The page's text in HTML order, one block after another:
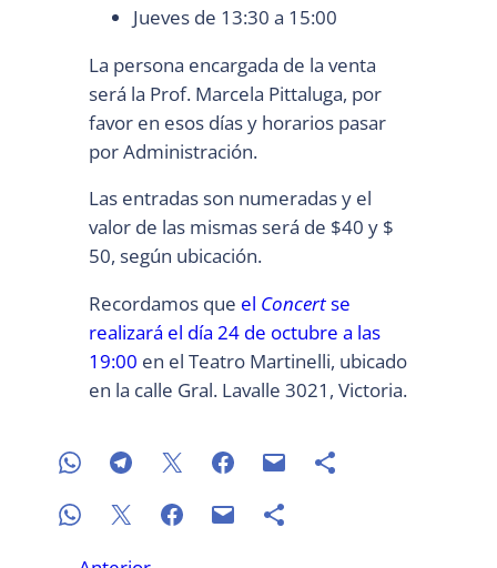
Jueves de 13:30 a 15:00
La persona encargada de la venta
será la Prof. Marcela Pittaluga, por
favor en esos días y horarios pasar
por Administración.
Las entradas son numeradas y el
valor de las mismas será de $40 y $
50, según ubicación.
Recordamos que el Concertse
realizará el día 24 de octubre a las
19:00 en el Teatro Martinelli, ubicado
en la calle Gral. Lavalle 3021, Victoria.